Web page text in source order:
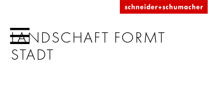
LANDSCHAFT FORMT
STADT